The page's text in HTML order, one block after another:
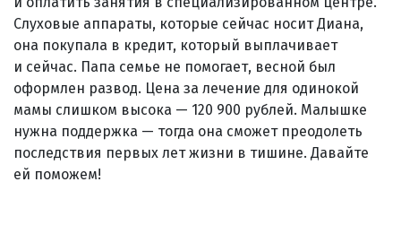
Слуховые аппараты, которые сейчас носит Диана,
она покупала в кредит, который выплачивает
и сейчас. Папа семье не помогает, весной был
оформлен развод. Цена за лечение для одинокой
мамы слишком высока — 120 900 рублей. Малышке
нужна поддержка — тогда она сможет преодолеть
последствия первых лет жизни в тишине. Давайте
ей поможем!